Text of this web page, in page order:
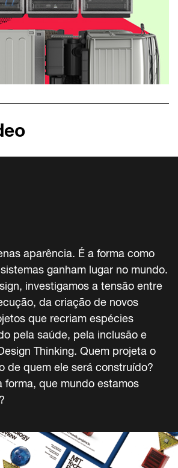
aparência. É a forma como
ganham lugar no mundo.
investigamos a tensão entre
da criação de novos
que recriam espécies
pela saúde, pela inclusão e
Thinking. Quem projeta o
de quem ele será construído?
forma, que mundo estamos